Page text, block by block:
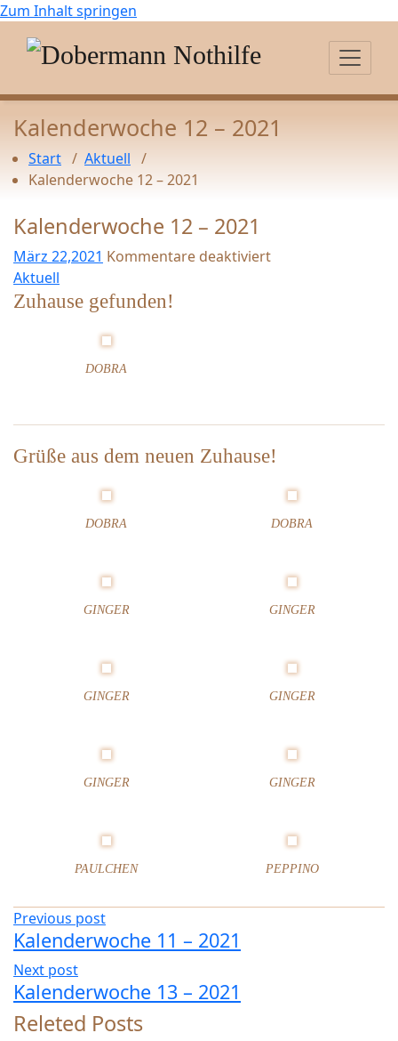
Zum Inhalt springen
Kalenderwoche 12 – 2021
Start / Aktuell /
Kalenderwoche 12 – 2021
Kalenderwoche 12 – 2021
März 22,2021 Kommentare deaktiviert
f
ü
e
Aktuell
Zuhause gefunden!
DOBRA
Grüße aus dem neuen Zuhause!
DOBRA DOBRA
GINGER GINGER
GINGER GINGER
GINGER GINGER
PAULCHEN PEPPINO
Previous post
Kalenderwoche 11 – 2021
Next post
Kalenderwoche 13 – 2021
Releted Posts